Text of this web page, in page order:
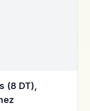
(8 DT),